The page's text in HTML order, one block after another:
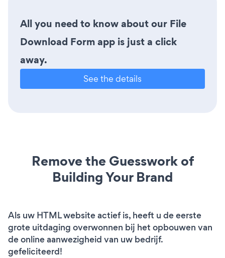
All you need to know about our File
Download Form app is just a click
away.
See the details
Remove the Guesswork of
Building Your Brand
Als uw HTML website actief is, heeft u de eerste
grote uitdaging overwonnen bij het opbouwen van
de online aanwezigheid van uw bedrijf.
gefeliciteerd!